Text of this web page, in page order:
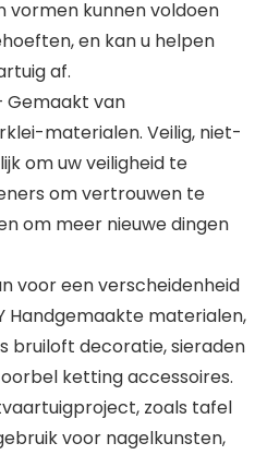
vormen kunnen voldoen
en kan u helpen
af.
Gemaakt van
materialen. Veilig, niet-
om uw veiligheid te
om vertrouwen te
om meer nieuwe dingen
voor een verscheidenheid
Handgemaakte materialen,
bruiloft decoratie, sieraden
ketting accessoires.
zoals tafel
voor nagelkunsten,